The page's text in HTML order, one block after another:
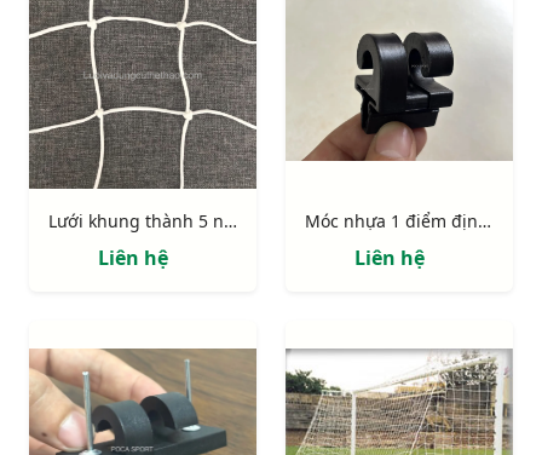
Lưới khung thành 5 người (có lõi)
Liên hệ
Móc nhựa 1 điểm định vị có chốt
Liên hệ